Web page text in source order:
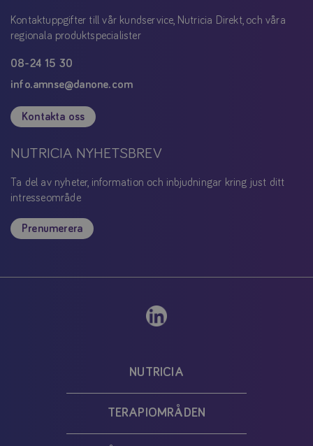
Kontaktuppgifter till vår kundservice, Nutricia Direkt, och våra
regionala produktspecialister
08-24 15 30
info.amnse@danone.com
Kontakta oss
NUTRICIA NYHETSBREV
Ta del av nyheter, information och inbjudningar kring just ditt
intresseområde
Prenumerera
NUTRICIA
TERAPIOMRÅDEN